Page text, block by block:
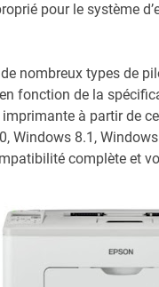
pour le système
nombreux types de
fonction de la
à partir de
Windows 8.1,
complète et